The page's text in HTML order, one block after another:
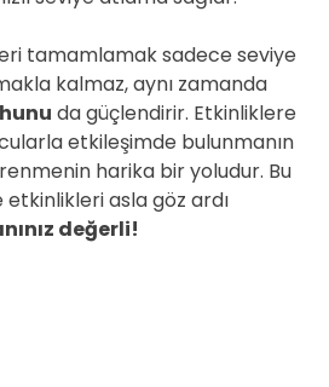
tamamlamak sadece seviye
kalmaz, aynı zamanda
da güçlendirir. Etkinliklere
etkileşimde bulunmanın
harika bir yoludur. Bu
asla göz ardı
değerli!